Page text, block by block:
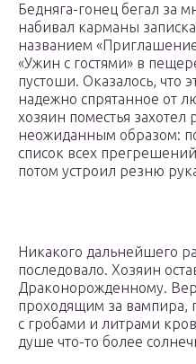
Бедняга-гонец бегал за
набивал карманы
названием
«Ужин с гостями» в
пустоши. Оказалось, что
надежно спрятанное от
хозяин поместья захотел
неожиданным образом:
список всех
потом устроил резню
Никакого дальнейшего
последовало. Хозяин
Драконорожденному.
проходящим за
с гробами и литрами
душе что-то более